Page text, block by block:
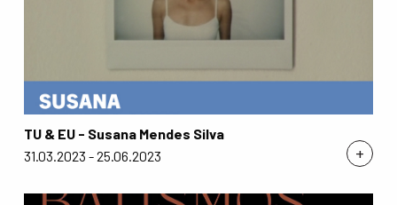
+
TU & EU - Susana Mendes Silva
31.03.2023 - 25.06.2023